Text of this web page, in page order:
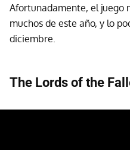
Afortunadamente, el juego
muchos de este año, y lo
diciembre.
The Lords of the